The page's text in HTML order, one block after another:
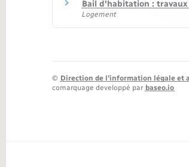
Bail d'habitation :
Logement
© Direction de l’information légale et
comarquage developpé par baseo.io